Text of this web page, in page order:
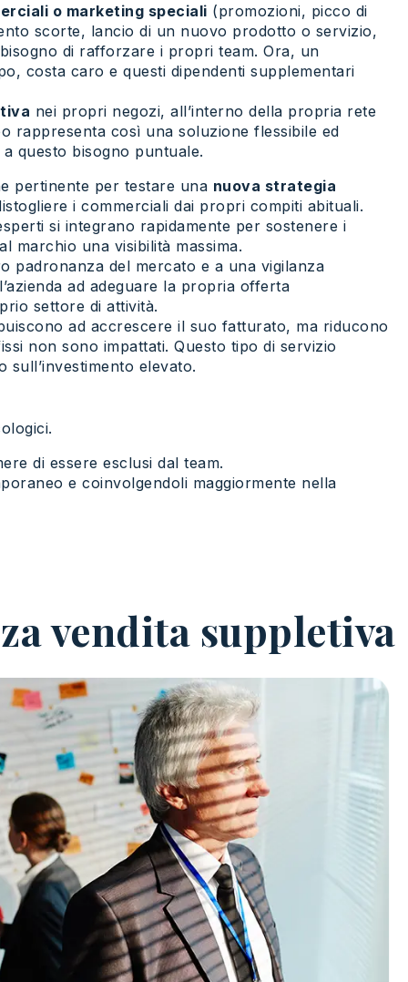
o marketing speciali (promozioni, picco di
scorte, lancio di un nuovo prodotto o servizio,
di rafforzare i propri team. Ora, un
costa caro e questi dipendenti supplementari
nei propri negozi, all’interno della propria rete
rappresenta così una soluzione flessibile ed
questo bisogno puntuale.
pertinente per testare una nuova strategia
i commerciali dai propri compiti abituali.
si integrano rapidamente per sostenere i
marchio una visibilità massima.
padronanza del mercato e a una vigilanza
ad adeguare la propria offerta
settore di attività.
ad accrescere il suo fatturato, ma riducono
non sono impattati. Questo tipo di servizio
elevato.
di essere esclusi dal team.
e coinvolgendoli maggiormente nella
vendita suppletiva